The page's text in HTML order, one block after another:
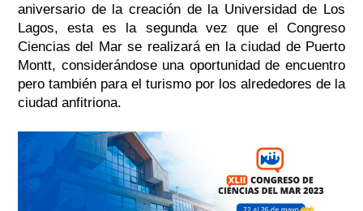
aniversario de la creación de la Universidad de Los
Lagos, esta es la segunda vez que el Congreso
Ciencias del Mar se realizará en la ciudad de Puerto
Montt, considerándose una oportunidad de encuentro
pero también para el turismo por los alrededores de la
ciudad anfitriona.